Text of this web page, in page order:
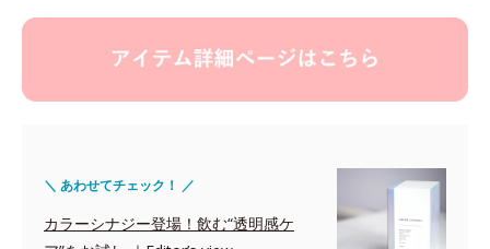
＼ あわせてチェック！ ／
カラーシナジー登場！飲む“透明感ケ